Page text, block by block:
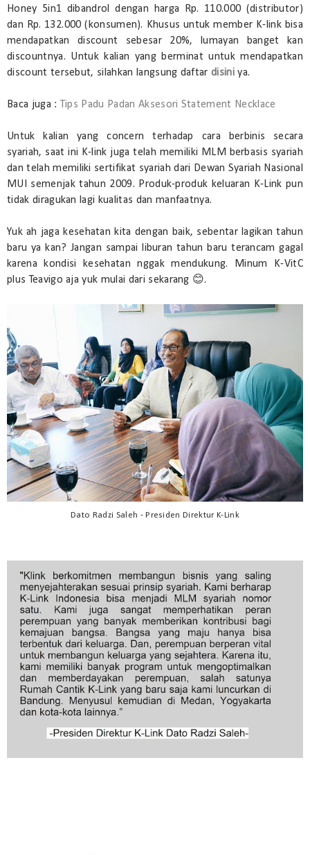
Honey 5in1 dibandrol dengan harga Rp. 110.000 (distributor)
dan Rp. 132.000 (konsumen). Khusus untuk member K-link bisa
mendapatkan discount sebesar 20%, lumayan banget kan
discountnya. Untuk kalian yang berminat untuk mendapatkan
discount tersebut, silahkan langsung daftardisini ya.
Baca juga : Tips Padu Padan Aksesori Statement Necklace
Untuk kalian yang concern terhadap cara berbinis secara
syariah, saat ini K-link juga telah memiliki MLM berbasis syariah
dan telah memiliki sertifikat syariah dari Dewan Syariah Nasional
MUI semenjak tahun 2009. Produk-produk keluaran K-Link pun
tidak diragukan lagi kualitas dan manfaatnya.
Yuk ah jaga kesehatan kita dengan baik, sebentar lagikan tahun
baru ya kan? Jangan sampai liburan tahun baru terancam gagal
karena kondisi kesehatan nggak mendukung. Minum K-VitC
plus Teavigo aja yuk mulai dari sekarang 😊.
Dato Radzi Saleh - Presiden Direktur K-Link